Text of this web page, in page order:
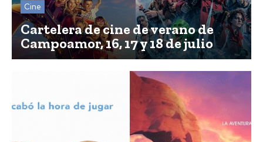
Cine
Cartelera de cine de verano de
Campoamor, 16, 17 y 18 de julio